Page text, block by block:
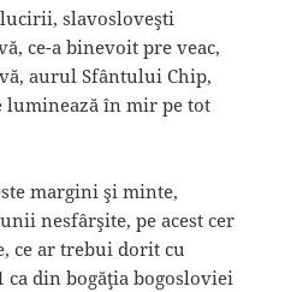
slavosloveşti
ce-a binevoit pre veac,
aurul Sfântului Chip,
luminează în mir pe tot
margini şi minte,
nesfârşite, pe acest cer
ce ar trebui dorit cu
ca din bogăţia bogosloviei